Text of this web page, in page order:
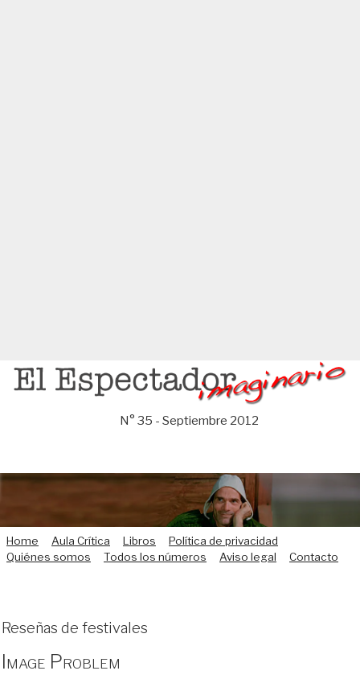
Saltar
N° 35 - Septiembre 2012
Home Aula Crítica Libros
Política de privacidad
Quiénes somos
Todos los números Aviso legal Contacto
Reseñas de festivales
Image Problem